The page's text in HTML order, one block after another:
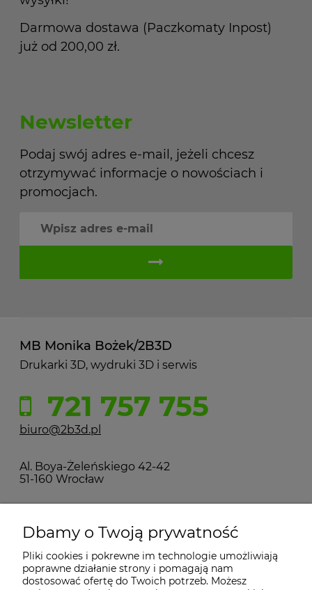
Darmowa dostawa (Paczkomaty Inpost)
już od 200,00 zł.
Newsletter
Podaj swój adres e-mail, jeżeli chcesz
otrzymywać informacje o nowościach i
promocjach.
MB Monika Bożek/2B3D
Drukarki 3D, wydruki 3D i serwis
721 757 755
biuro@2b3d.pl
Al. Boya-Żeleńskiego 42-42
51-160 Wrocław
MOJE KONTO
PŁATNOŚCI I DOSTAWA
Dbamy o Twoją prywatność
Pliki cookies i pokrewne im technologie umożliwiają
poprawne działanie strony i pomagają nam
dostosować ofertę do Twoich potrzeb. Możesz